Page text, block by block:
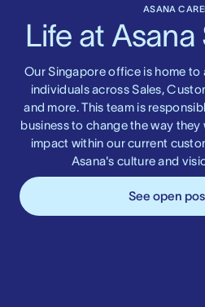
ASANA
Life at
Our Singapore office is home
individuals across Sales,
and more. This team is
business to change the way
impact within our current
Asana's culture and
See open